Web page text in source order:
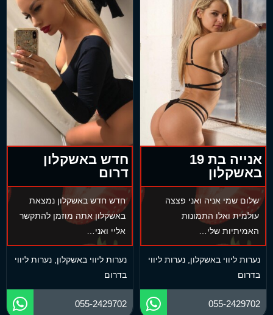
אנייה בת 19
באשקלון
שלום שמי אניה ואני פצצה
עולמית ואלו התמונות
האמיתיות שלי…
נערות ליווי באשקלון נערות ליווי
בדרום
055-2429702
חדש באשקלון
דרום
חדש חדש באשקלון נמצאת
באשקלון אתה מוזמן להתקשר
אליי ואני…
נערות ליווי באשקלון נערות ליווי
בדרום
055-2429702